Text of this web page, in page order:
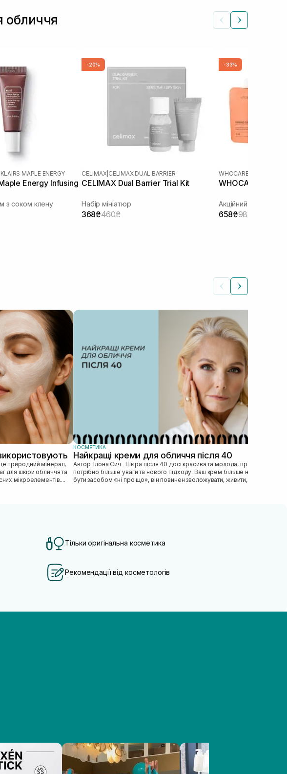
обличчя
MAPLE ENERGY
Energy Infusing
з соком клену
-20%
CELIMAX CELIMAX DUAL BARRIER
CELIMAX Dual Barrier Trial Kit
Набір мініатюр
368₴460₴
-33%
WHOCARES
WHOCARES
Акційний набір
658₴987₴
для шкіри обличчя та
мікроелементів....
КОСМЕТИКА
Найкращі креми для обличчя після 40
Автор: Ілона Сич Шкіра після 40 досі красива та молода, просто їй
потрібно більше уваги та нового підходу. Ваш крем більше не може
бути засобом «ні про що», він повинен зволожувати, живити, покр...
Тільки оригінальна косметика
Рекомендації від косметологів